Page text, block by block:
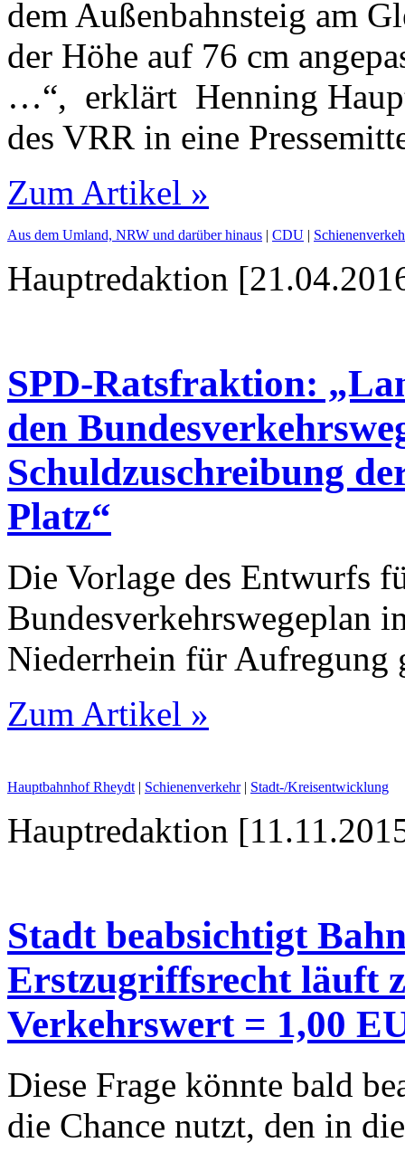
dem Außenbahnsteig am
der Höhe auf 76 cm
…“, erklärt Henning
des VRR in eine
Zum Artikel »
Aus dem Umland, NRW und darüber hinaus | CDU |
Hauptredaktion
SPD-Ratsfraktion:
den
Schuldzuschreibung
Platz“
Die Vorlage des Entwurfs
Bundesverkehrswegeplan
Niederrhein für Aufregung
Zum Artikel »
Hauptbahnhof Rheydt | Schienenverkehr| Stadt-/Kreisentwicklung
Hauptredaktion
Stadt beabsichtigt
Erstzugriffsrecht läuft
Verkehrswert = 1,00
Diese Frage könnte bald
die Chance nutzt, den in